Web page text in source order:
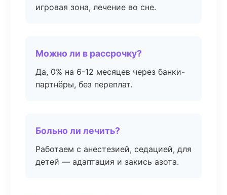
игровая зона, лечение во сне.
Можно ли в рассрочку?
Да, 0% на 6-12 месяцев через банки-
партнёры, без переплат.
Больно ли лечить?
Работаем с анестезией, седацией, для
детей — адаптация и закись азота.